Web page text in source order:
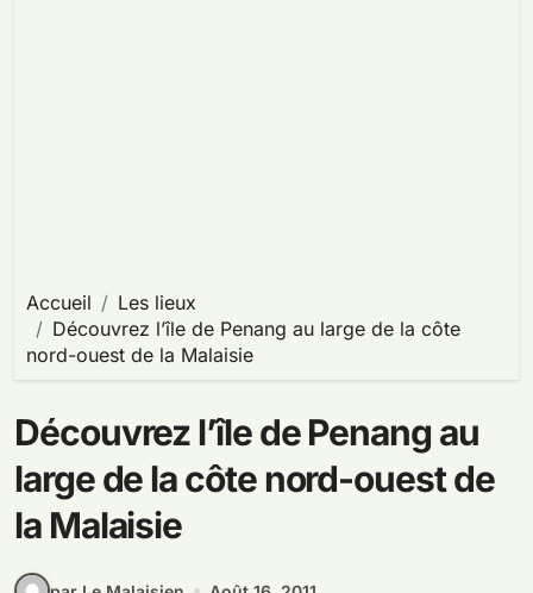
Accueil
Les lieux
Découvrez l’île de Penang au large de la côte
nord-ouest de la Malaisie
Découvrez l’île de Penang au
large de la côte nord-ouest de
la Malaisie